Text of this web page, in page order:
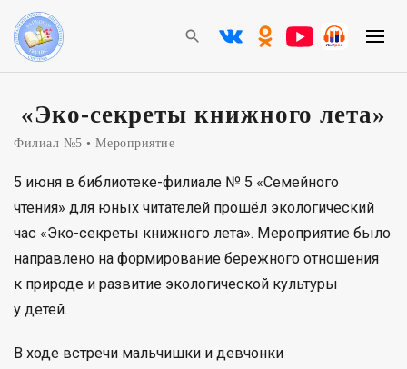
«Эко-секреты книжного лета»
Филиал №5 Мероприятие
5 июня в библиотеке-филиале № 5 «Семейного
чтения» для юных читателей прошёл экологический
час «Эко-секреты книжного лета». Мероприятие было
направлено на формирование бережного отношения
к природе и развитие экологической культуры
у детей.
В ходе встречи мальчишки и девчонки